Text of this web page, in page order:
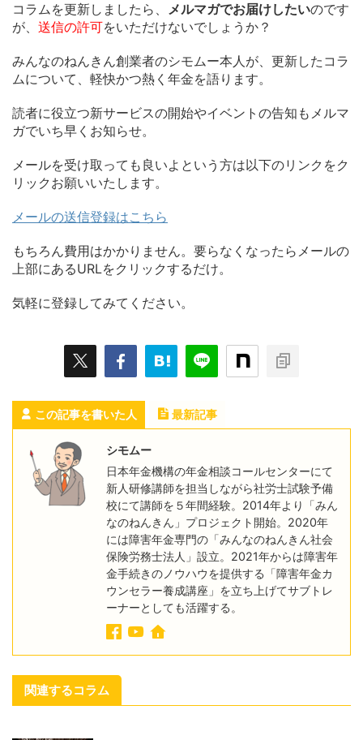
コラムを更新しましたら、 メルマガでお届けしたいのです
が、 送信の許可をいただけないでしょうか？
みんなのねんきん創業者のシモムー本人が、更新したコラ
ムについて、軽快かつ熱く年金を語ります。
読者に役立つ新サービスの開始やイベントの告知もメルマ
ガでいち早くお知らせ。
メールを受け取っても良いよという方は以下のリンクをク
リックお願いいたします。
メールの送信登録はこちら
もちろん費用はかかりません。要らなくなったらメールの
上部にあるURLをクリックするだけ。
気軽に登録してみてください。
この記事を書いた人 最新記事
シモムー
日本年金機構の年金相談コールセンターにて
新人研修講師を担当しながら社労士試験予備
校にて講師を５年間経験。2014年より「みん
なのねんきん」プロジェクト開始。2020年
には障害年金専門の「みんなのねんきん社会
保険労務士法人」設立。2021年からは障害年
金手続きのノウハウを提供する「障害年金カ
ウンセラー養成講座」を立ち上げてサブトレ
ーナーとしても活躍する。
関連するコラム